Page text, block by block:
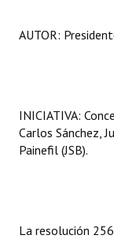
AUTOR:
INICIATIVA:
Carlos Sánchez,
Painefil (JSB).
La resolución